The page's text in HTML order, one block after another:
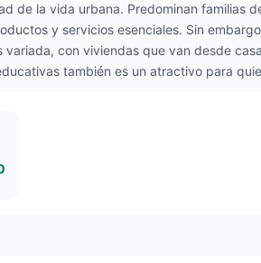
de la vida urbana. Predominan familias
y servicios esenciales. Sin
con viviendas que van desde
también es un atractivo para